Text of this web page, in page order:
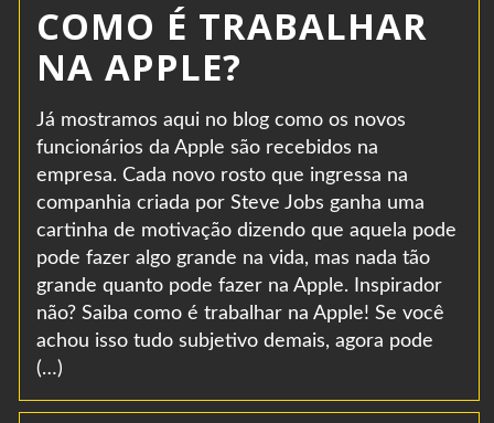
COMO É TRABALHAR
NA APPLE?
Já mostramos aqui no blog como os novos
funcionários da Apple são recebidos na
empresa. Cada novo rosto que ingressa na
companhia criada por Steve Jobs ganha uma
cartinha de motivação dizendo que aquela pode
pode fazer algo grande na vida, mas nada tão
grande quanto pode fazer na Apple. Inspirador
não? Saiba como é trabalhar na Apple! Se você
achou isso tudo subjetivo demais, agora pode
(…)